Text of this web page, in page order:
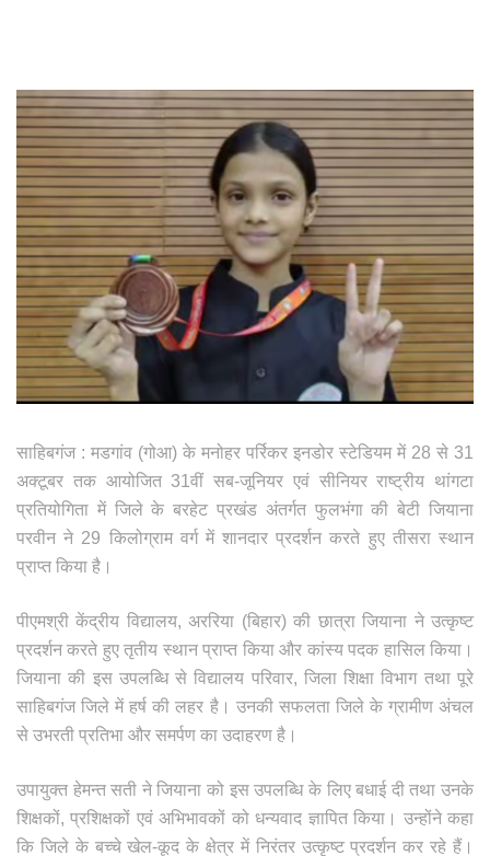
साहिबगंज : मडगांव (गोआ) के मनोहर पर्रिकर इनडोर स्टेडियम में 28 से 31
अक्टूबर तक आयोजित 31वीं सब-जूनियर एवं सीनियर राष्ट्रीय थांगटा
प्रतियोगिता में जिले के बरहेट प्रखंड अंतर्गत फुलभंगा की बेटी जियाना
परवीन ने 29 किलोग्राम वर्ग में शानदार प्रदर्शन करते हुए तीसरा स्थान
प्राप्त किया है।
पीएमश्री केंद्रीय विद्यालय, अररिया (बिहार) की छात्रा जियाना ने उत्कृष्ट
प्रदर्शन करते हुए तृतीय स्थान प्राप्त किया और कांस्य पदक हासिल किया।
जियाना की इस उपलब्धि से विद्यालय परिवार, जिला शिक्षा विभाग तथा पूरे
साहिबगंज जिले में हर्ष की लहर है। उनकी सफलता जिले के ग्रामीण अंचल
से उभरती प्रतिभा और समर्पण का उदाहरण है।
उपायुक्त हेमन्त सती ने जियाना को इस उपलब्धि के लिए बधाई दी तथा उनके
शिक्षकों, प्रशिक्षकों एवं अभिभावकों को धन्यवाद ज्ञापित किया। उन्होंने कहा
कि जिले के बच्चे खेल-कूद के क्षेत्र में निरंतर उत्कृष्ट प्रदर्शन कर रहे हैं।